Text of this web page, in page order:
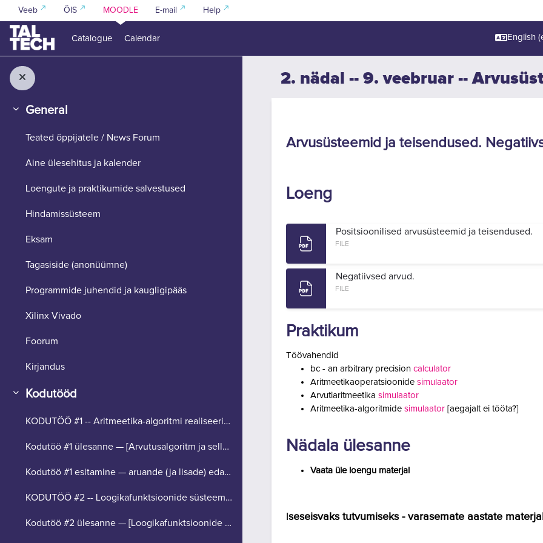
Skip to main content
Veeb ÕIS MOODLE E-mail Help
Catalogue Calendar English
General
Teated õppijatele / News Forum
Aine ülesehitus ja kalender
Loengute ja praktikumide salvestused
Hindamissüsteem
Eksam
Tagasiside (anonüümne)
Programmide juhendid ja kaugligipääs
Xilinx Vivado
Foorum
Kirjandus
Kodutööd
KODUTÖÖ #1 -- Aritmeetika-algoritmi realiseerimine (tähtaeg 26. aprill).
Kodutöö #1 ülesanne — [Arvutusalgoritm ja selle modelleerimine]
Kodutöö #1 esitamine — aruande (ja lisade) edastamine hindamiseks [upload]
KODUTÖÖ #2 -- Loogikafunktsioonide süsteemi realiseerimine (tähtaeg 24. mai).
Kodutöö #2 ülesanne — [Loogikafunktsioonide süsteem]
2. nädal -- 9. veebruar --
Arvusüsteemid ja teisendused.
Loeng
Positsioonilised arvusüsteemid ja teisendused.
FILE
Negatiivsed arvud.
FILE
Praktikum
Töövahendid
bc - an arbitrary precision calculator
Aritmeetikaoperatsioonide simulaator
Arvutiaritmeetika simulaator
Aritmeetika-algoritmide simulaator [aegajalt ei tööta?]
Nädala ülesanne
Vaata üle loengu materjal
seseisvaks tutvumiseks - varasemate aastate